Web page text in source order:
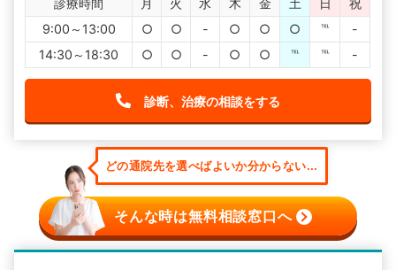
診療時間 月 火 水 木 金 土 日
祝
9:00～13:00
○ ○ - ○ ○ ○ ℡
-
14:30～18:30
○ ○ - ○ ○ ℡ ℡ -
診断、治療の相談をする
どの通院先を選べばよいか分からない...
そんな時は無料相談窓口へ